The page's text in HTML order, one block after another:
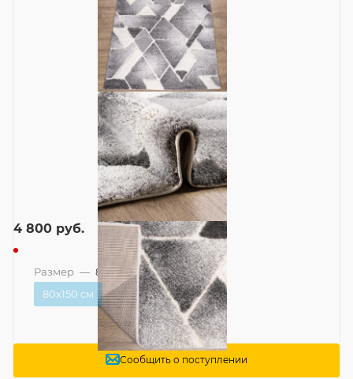
4 800 руб.
Размер — 80x150 см
80x150 см
Сообщить о поступлении